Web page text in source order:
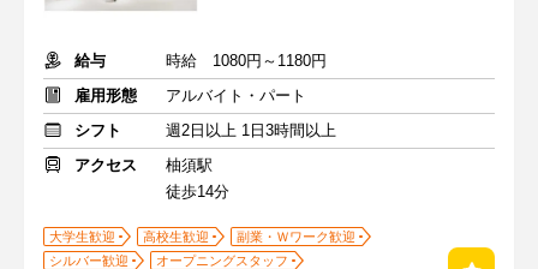
給与
時給 1080円～1180円
雇用形態
アルバイト・パート
シフト
週2日以上 1日3時間以上
アクセス
柚須駅
徒歩14分
大学生歓迎 高校生歓迎
副業・Ｗワーク歓迎
シルバー歓迎
オープニングスタッフ